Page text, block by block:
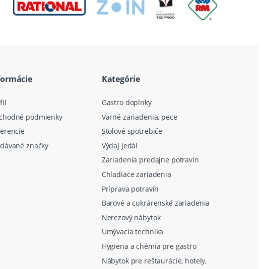
podmienky
značky
Kategórie
Gastro doplnky
Varné zariadenia, pece
Stolové spotrebiče
Výdaj jedál
Zariadenia predajne potravín
Chladiace zariadenia
Príprava potravín
Barové a cukrárenské zariadenia
Nerezový nábytok
Umývacia technika
Hygiena a chémia pre gastro
Nábytok pre reštaurácie, hotely,